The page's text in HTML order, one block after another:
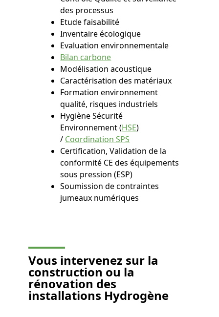
des processus
Etude faisabilité
Inventaire écologique
Evaluation environnementale
Bilan carbone
Modélisation acoustique
Caractérisation des matériaux
Formation environnement
qualité, risques industriels
Hygiène Sécurité
Environnement (HSE)
/ Coordination SPS
Certification, Validation de la
conformité CE des équipements
sous pression (ESP)
Soumission de contraintes
jumeaux numériques
Vous intervenez sur la
construction ou la
rénovation des
installations Hydrogène